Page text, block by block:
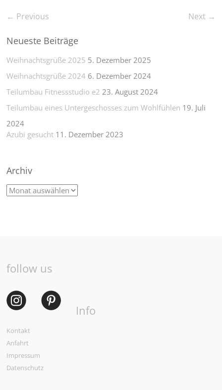
← Previous Next →
Neueste Beiträge
Weihnachtsgrüße 2025 5. Dezember 2025
Weihnachtsgrüße 2024 6. Dezember 2024
Teilumbau Fitnessstudio e2 23. August 2024
Teilumbau eines Untergeschosses zum Wohlfühlen 19. Juli
2024
Azubi gesucht 11. Dezember 2023
Archiv
follow us
Info
Kontakt
Anfahrt
Impressum
Datenschutz